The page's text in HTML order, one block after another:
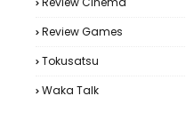
Review Games
Tokusatsu
Waka Talk